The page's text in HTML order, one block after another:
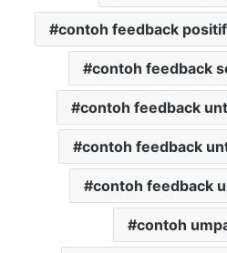
contoh feedback
contoh feedback
contoh feedback
contoh feedback
contoh feedback
contoh